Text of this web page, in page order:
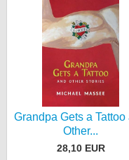
Grandpa Gets a Tattoo
Other...
28,10 EUR